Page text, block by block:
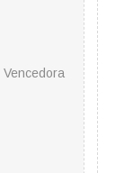
Vencedora